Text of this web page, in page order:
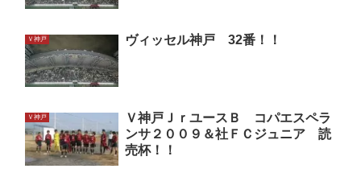
Ｖ神戸 ヴィッセル神戸 32番！！
Ｖ神戸
Ｖ神戸ＪｒユースＢ コパエスペラ
ンサ２００９＆社ＦＣジュニア 読
売杯！！